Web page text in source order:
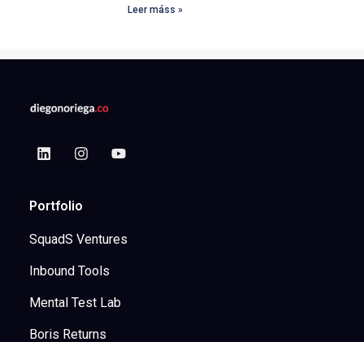
Leer máss »
Portfolio
SquadS Ventures
Inbound Tools
Mental Test Lab
Boris Returns